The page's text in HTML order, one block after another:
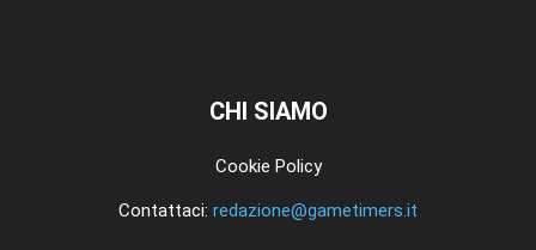
CHI SIAMO
Cookie Policy
Contattaci: redazione@gametimers.it